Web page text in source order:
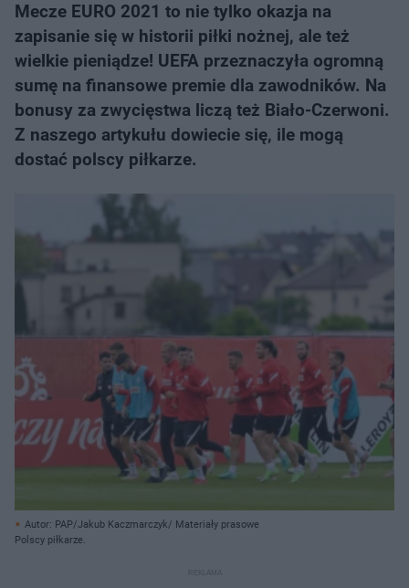
Mecze EURO 2021 to nie tylko okazja na
zapisanie się w historii piłki nożnej, ale też
wielkie pieniądze! UEFA przeznaczyła ogromną
sumę na finansowe premie dla zawodników. Na
bonusy za zwycięstwa liczą też Biało-Czerwoni.
Z naszego artykułu dowiecie się, ile mogą
dostać polscy piłkarze.
Autor: PAP/Jakub Kaczmarczyk/ Materiały prasowe
Polscy piłkarze.